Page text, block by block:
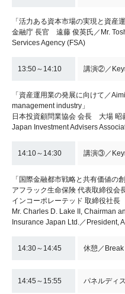
「活力ある資本市場の実現と資産
金融庁 長官 遠藤 俊英氏／Mr.
Services Agency (FSA)
13:50～14:10 講演②／
「資産運用業の発展に向けて／
management industry」
日本投資顧問業協会 会長 大場 昭
Japan Investment Advisers
14:10～14:30 講演③／
「国際金融都市戦略と共有価値の
アフラック生命保険 代表取締役会
インコーポレーテッド 取締役社
Mr. Charles D. Lake II, Chairman
Insurance Japan Ltd.／President,
14:30～14:45 休憩／Break
14:45～15:55 パネルディ